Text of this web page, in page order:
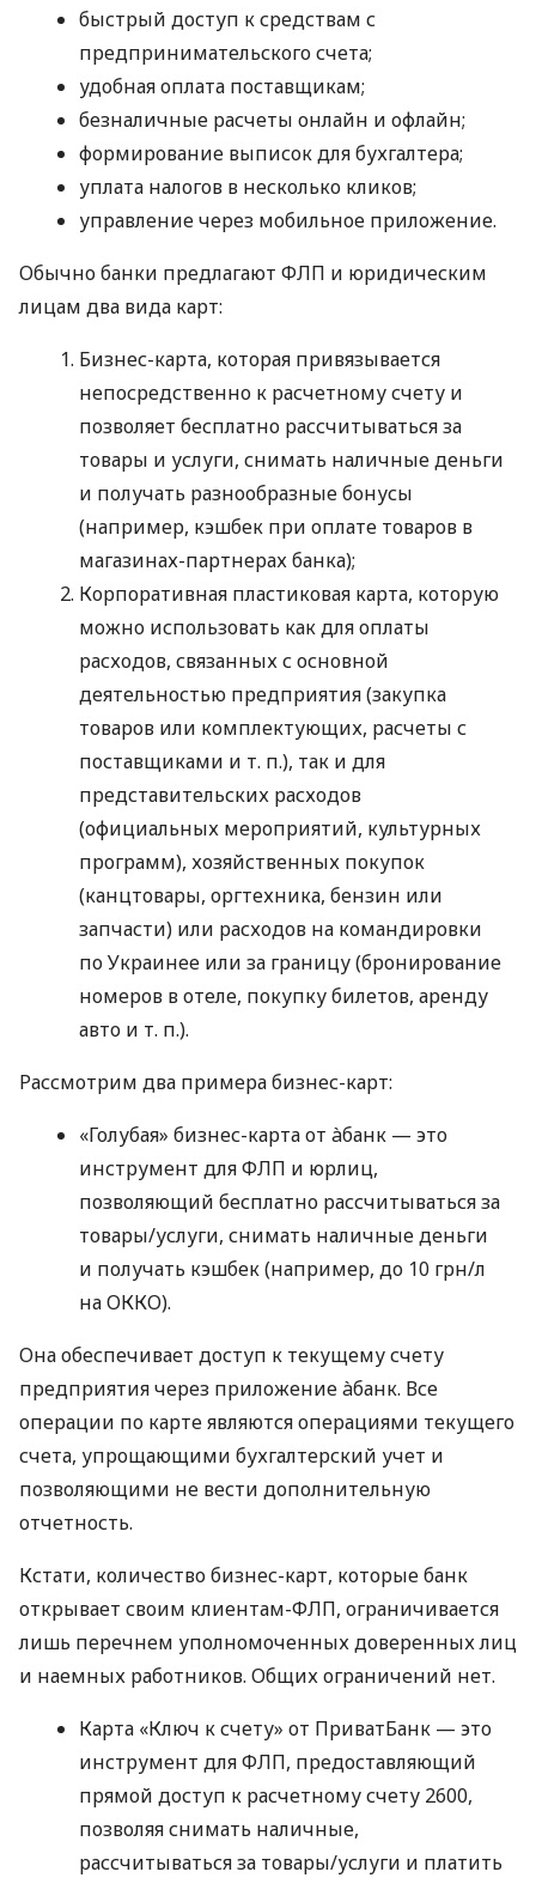
быстрый доступ к средствам с
предпринимательского счета;
удобная оплата поставщикам;
безналичные расчеты онлайн и офлайн;
формирование выписок для бухгалтера;
уплата налогов в несколько кликов;
управление через мобильное приложение.
Обычно банки предлагают ФЛП и юридическим
лицам два вида карт:
Бизнес-карта, которая привязывается
непосредственно к расчетному счету и
позволяет бесплатно рассчитываться за
товары и услуги, снимать наличные деньги
и получать разнообразные бонусы
(например, кэшбек при оплате товаров в
магазинах-партнерах банка);
Корпоративная пластиковая карта, которую
можно использовать как для оплаты
расходов, связанных с основной
деятельностью предприятия (закупка
товаров или комплектующих, расчеты с
поставщиками и т. п.), так и для
представительских расходов
(официальных мероприятий, культурных
программ), хозяйственных покупок
(канцтовары, оргтехника, бензин или
запчасти) или расходов на командировки
по Украинее или за границу (бронирование
номеров в отеле, покупку билетов, аренду
авто и т. п.).
Рассмотрим два примера бизнес-карт:
«Голубая» бизнес-карта от àбанк — это
инструмент для ФЛП и юрлиц,
позволяющий бесплатно рассчитываться за
товары/услуги, снимать наличные деньги
и получать кэшбек (например, до 10 грн/л
на ОККО).
Она обеспечивает доступ к текущему счету
предприятия через приложение àбанк. Все
операции по карте являются операциями текущего
счета, упрощающими бухгалтерский учет и
позволяющими не вести дополнительную
отчетность.
Кстати, количество бизнес-карт, которые банк
открывает своим клиентам-ФЛП, ограничивается
лишь перечнем уполномоченных доверенных лиц
и наемных работников. Общих ограничений нет.
Карта «Ключ к счету» от ПриватБанк — это
инструмент для ФЛП, предоставляющий
прямой доступ к расчетному счету 2600,
позволяя снимать наличные,
рассчитываться за товары/услуги и платить